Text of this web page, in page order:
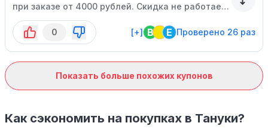
при заказе от 4000 рублей. Скидка не работает
совместно с другими предложениями, не
распространяется на экспресс-доставку, на
товары маркетплейса и социально значимые
исключения. Спецпредложение ограничено.
0 [+] B E Проверено 26 раз
Показать больше похожих купонов
Как сэкономить на покупках в Тануки?